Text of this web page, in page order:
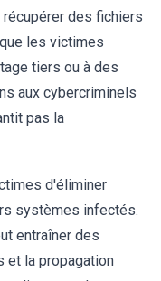
récupérer des fichiers
les victimes
tiers ou à des
aux cybercriminels
pas la
d'éliminer
systèmes infectés.
entraîner des
et la propagation